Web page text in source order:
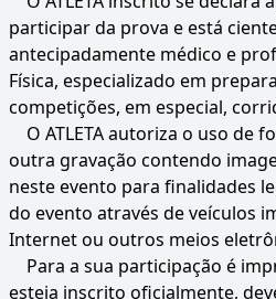
participar da prova e está
antecipadamente médico e
Física, especializado em
competições, em especial,
O ATLETA autoriza o uso de
outra gravação contendo
neste evento para finalidades
do evento através de veículos
Internet ou outros meios
Para a sua participação é
esteja inscrito oficialmente,